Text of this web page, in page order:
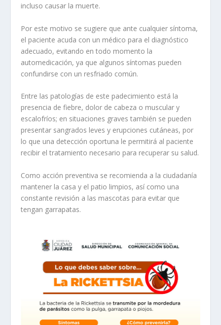
incluso causar la muerte.
Por este motivo se sugiere que ante cualquier síntoma,
el paciente acuda con un médico para el diagnóstico
adecuado, evitando en todo momento la
automedicación, ya que algunos síntomas pueden
confundirse con un resfriado común.
Entre las patologías de este padecimiento está la
presencia de fiebre, dolor de cabeza o muscular y
escalofríos; en situaciones graves también se pueden
presentar sangrados leves y erupciones cutáneas, por
lo que una detección oportuna le permitirá al paciente
recibir el tratamiento necesario para recuperar su salud.
Como acción preventiva se recomienda a la ciudadanía
mantener la casa y el patio limpios, así como una
constante revisión a las mascotas para evitar que
tengan garrapatas.